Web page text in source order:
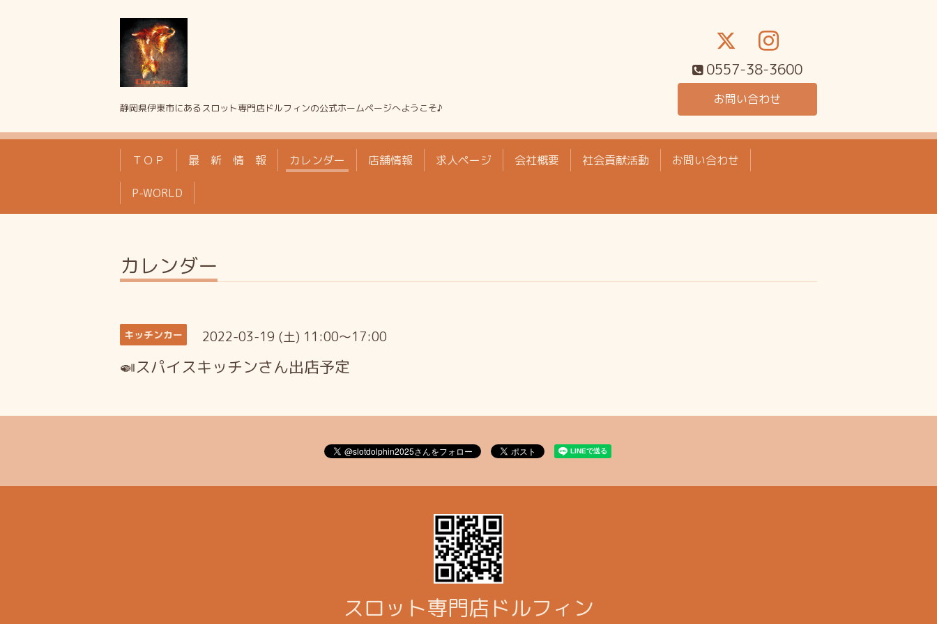
静岡県伊東市にあるスロット専門店ドルフィンの公式ホームページへようこそ♪
0557-38-3600
お問い合わせ
ＴＯＰ 最 新 情 報 カレンダー 店舗情報 求人ページ 会社概要 社会貢献活動 お問い合わせ
P-WORLD
カレンダー
キッチンカー 2022-03-19 (土) 11:00～17:00
🍛スパイスキッチンさん出店予定
スロット専門店ドルフィン